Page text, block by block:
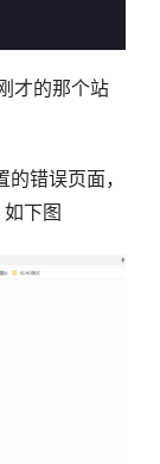
才的那个站
错误页面，
下图